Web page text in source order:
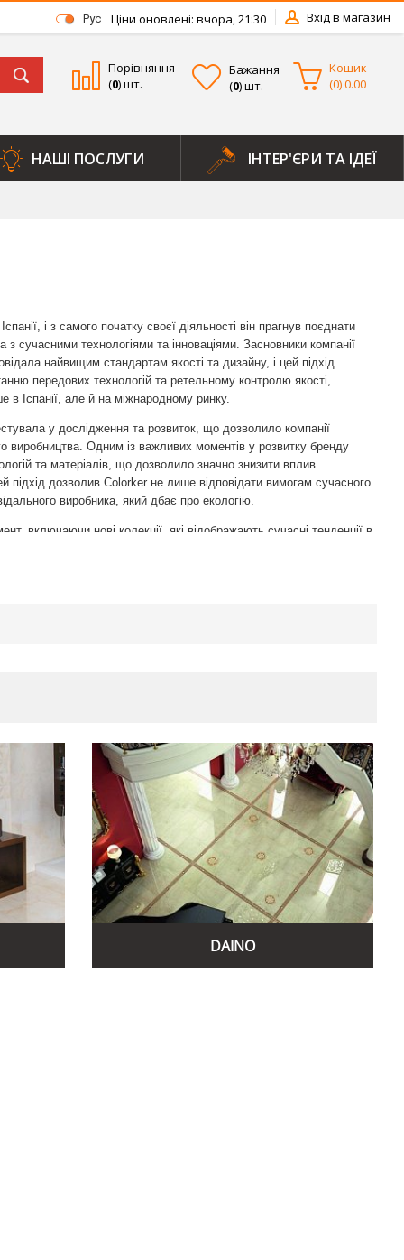
Ціни оновлені: вчора, 21:30 Вхід в магазин
Рус
Порівняння
(0) шт.
Бажання
(0) шт.
Кошик
(0)0.00
НАШІ ПОСЛУГИ ІНТЕР'ЄРИ ТА ІДЕЇ
і з самого початку своєї діяльності він прагнув поєднати
з сучасними технологіями та інноваціями. Засновники компанії
найвищим стандартам якості та дизайну, і цей підхід
передових технологій та ретельному контролю якості,
в Іспанії, але й на міжнародному ринку.
у дослідження та розвиток, що дозволило компанії
виробництва. Одним із важливих моментів у розвитку бренду
та матеріалів, що дозволило значно знизити вплив
дозволив Colorker не лише відповідати вимогам сучасного
виробника, який дбає про екологію.
включаючи нові колекції, які відображають сучасні тенденції в
так і сучасні варіанти, що дозволяє задовольнити
Colorker співпрацює з відомими дизайнерами та архітекторами, що
та ретельний контроль якості на всіх етапах
виробництва.
стилів та колекцій дозволяє знайти ідеальний варіант для
відзначається вишуканим дизайном та естетичною
дизайнерів та архітекторів.
такі:
красою деревини, яка додає інтер'єру тепла та затишку.
і екологічно чистих інтер'єрів.
плитки для фасадів. Якщо вас цікавить
DAINO